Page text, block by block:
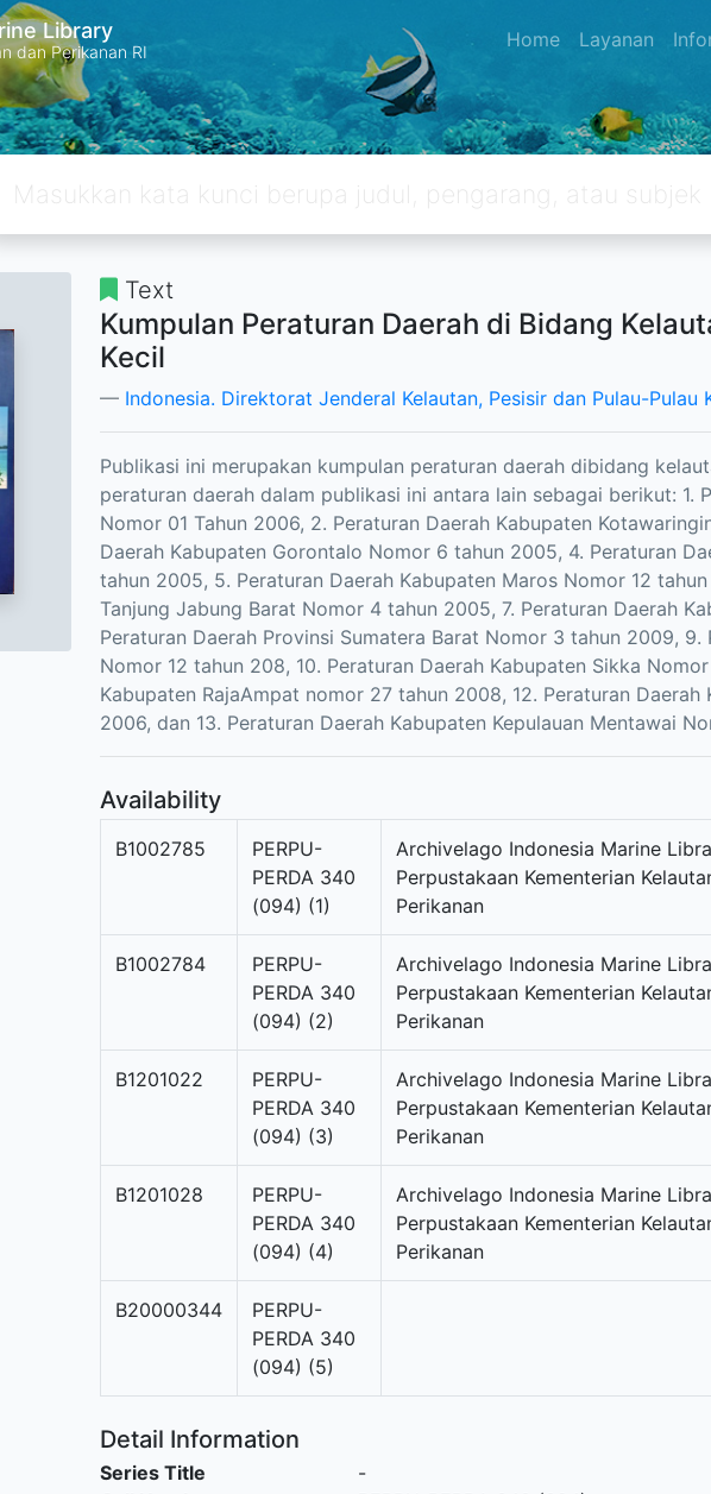
Library
dan Perikanan RI Home Layanan
Text
Kumpulan Peraturan Daerah di Bidang
Kecil
Indonesia. Direktorat Jenderal Kelautan, Pesisir dan Pulau-Pulau
Publikasi ini merupakan kumpulan peraturan daerah dibidang
peraturan daerah dalam publikasi ini antara lain sebagai berikut: 1.
Nomor 01 Tahun 2006, 2. Peraturan Daerah Kabupaten
Daerah Kabupaten Gorontalo Nomor 6 tahun 2005, 4. Peraturan
tahun 2005, 5. Peraturan Daerah Kabupaten Maros Nomor 12
Tanjung Jabung Barat Nomor 4 tahun 2005, 7. Peraturan Daerah
Peraturan Daerah Provinsi Sumatera Barat Nomor 3 tahun 2009, 9.
Nomor 12 tahun 208, 10. Peraturan Daerah Kabupaten Sikka
Kabupaten RajaAmpat nomor 27 tahun 2008, 12. Peraturan
2006, dan 13. Peraturan Daerah Kabupaten Kepulauan Mentawai
Availability
B1002785
PERPU-
PERDA 340
(094) (1)
Archivelago Indonesia Marine
Perpustakaan Kementerian
Perikanan
B1002784
PERPU-
PERDA 340
(094) (2)
Archivelago Indonesia Marine
Perpustakaan Kementerian
Perikanan
B1201022
PERPU-
PERDA 340
(094) (3)
Archivelago Indonesia Marine
Perpustakaan Kementerian
Perikanan
B1201028
PERPU-
PERDA 340
(094) (4)
Archivelago Indonesia Marine
Perpustakaan Kementerian
Perikanan
B20000344
PERPU-
PERDA 340
(094) (5)
Detail Information
Series Title
-